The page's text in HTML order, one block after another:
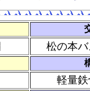
松の本
軽量